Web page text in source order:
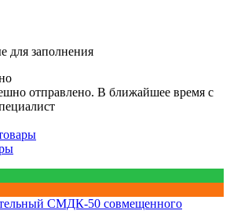
для заполнения
отправлено. В ближайшее время с